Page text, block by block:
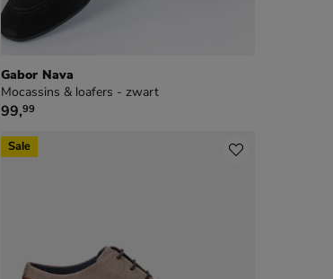
Gabor Nava
Mocassins & loafers - zwart
€ 99,99
99,99
Sale